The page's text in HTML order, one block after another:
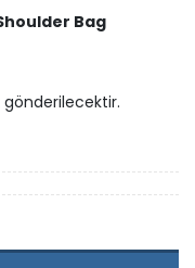
Bag
gönderilecektir.